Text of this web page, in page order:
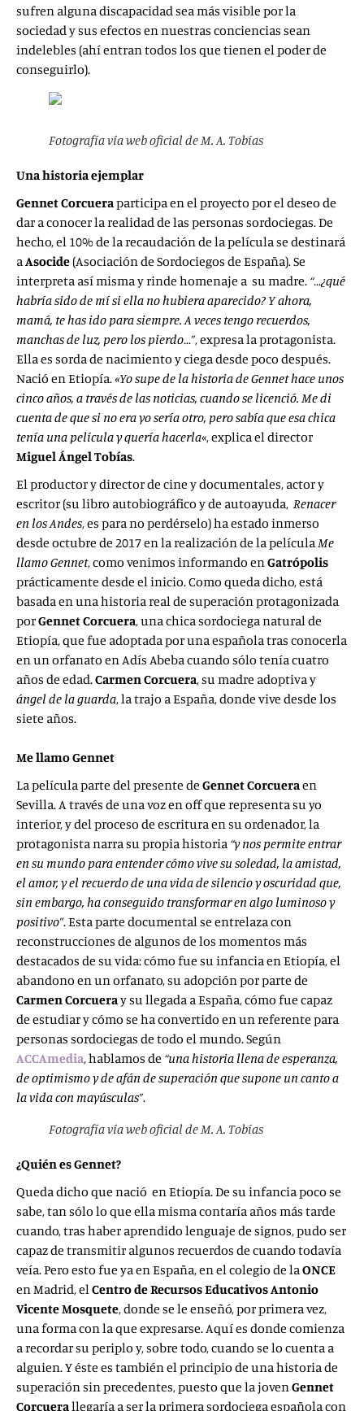
sufren alguna discapacidad sea más visible por la
sociedad y sus efectos en nuestras conciencias sean
indelebles (ahí entran todos los que tienen el poder de
conseguirlo).
Fotografía vía web oficial de M. A. Tobías
Una historia ejemplar
GennetCorcueraparticipa en el proyecto por el deseo de
dar a conocer la realidad de las personas sordociegas. De
hecho, el 10% de la recaudación de la película se destinará
aAsocide (Asociación de Sordociegos de España).Se
interpreta así misma y rinde homenaje a su madre. “…¿qué
habría sido de mí si ella no hubiera aparecido? Y ahora,
mamá, te has ido para siempre. A veces tengo recuerdos,
manchas de luz, pero los pierdo…”, expresa la protagonista.
Ella es sorda de nacimiento y ciega desde poco después.
Nació en Etiopía.«Yo supe de la historia de Gennet hace unos
cinco años, a través de las noticias, cuando se licenció. Me di
cuenta de que si no era yo sería otro, pero sabía que esa chica
tenía una película y quería hacerla«, explica el director
Miguel Ángel Tobías.
El productor y director de cine y documentales, actor y
escritor (su libro autobiográfico y de autoayuda, Renacer
en los Andes, es para no perdérselo) ha estado inmerso
desde octubre de 2017 en la realización de la películaMe
llamo Gennet, como venimos informando enGatrópolis
prácticamente desde el inicio. Como queda dicho, está
basada en una historia real de superación protagonizada
porGennet Corcuera, una chica sordociega natural de
Etiopía, que fue adoptada por una española tras conocerla
en un orfanato en Adís Abeba cuando sólo tenía cuatro
años de edad.Carmen Corcuera, su madre adoptiva y
ángel de la guarda, la trajo a España, donde vive desde los
siete años.
Me llamo Gennet
La película parte del presente de Gennet Corcueraen
Sevilla. A través de una voz en off que representa su yo
interior, y del proceso de escritura en su ordenador, la
protagonista narra su propia historia “y nos permite entrar
en su mundo para entender cómo vive su soledad, la amistad,
el amor, y el recuerdo de una vida de silencio y oscuridad que,
sin embargo, ha conseguido transformar en algo luminoso y
positivo”. Esta parte documental se entrelaza con
reconstrucciones de algunos de los momentos más
destacados de su vida: cómo fue su infancia en Etiopía, el
abandono en un orfanato, su adopción por parte de
Carmen Corcueray su llegada a España, cómo fue capaz
de estudiar y cómo se ha convertido en un referente para
personas sordociegas de todo el mundo. Según
ACCAmedia, hablamos de “una historia llena de esperanza,
de optimismo y de afán de superación que supone un canto a
la vida con mayúsculas”.
Fotografía vía web oficial de M. A. Tobías
¿Quién es Gennet?
Queda dicho que nació en Etiopía. De su infancia poco se
sabe, tan sólo lo que ella misma contaría años más tarde
cuando, tras haber aprendido lenguaje de signos, pudo ser
capaz de transmitir algunos recuerdos de cuando todavía
veía. Pero esto fue ya en España, en el colegio de laONCE
en Madrid, elCentro de Recursos Educativos Antonio
Vicente Mosquete, donde se le enseñó, por primera vez,
una forma con la que expresarse. Aquí es donde comienza
a recordar su periplo y, sobre todo, cuando se lo cuenta a
alguien. Y éste es también el principio de una historia de
superación sin precedentes, puesto que la jovenGennet
Corcuerallegaría a ser la primera sordociega española con